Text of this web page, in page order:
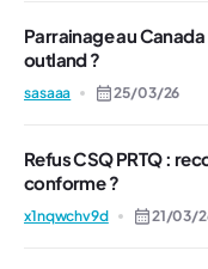
Parrainage au
outland ?
sasaaa 25/03/26
Refus CSQ PRTQ :
conforme ?
x1nqwchv9d 21/03/